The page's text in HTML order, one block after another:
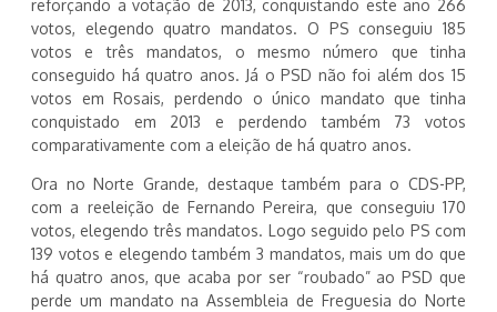
reforçando a votação de 2013, conquistando este ano 266
votos, elegendo quatro mandatos. O PS conseguiu 185
votos e três mandatos, o mesmo número que tinha
conseguido há quatro anos. Já o PSD não foi além dos 15
votos em Rosais, perdendo o único mandato que tinha
conquistado em 2013 e perdendo também 73 votos
comparativamente com a eleição de há quatro anos.
Ora no Norte Grande, destaque também para o CDS-PP,
com a reeleição de Fernando Pereira, que conseguiu 170
votos, elegendo três mandatos. Logo seguido pelo PS com
139 votos e elegendo também 3 mandatos, mais um do que
há quatro anos, que acaba por ser “roubado” ao PSD que
perde um mandato na Assembleia de Freguesia do Norte